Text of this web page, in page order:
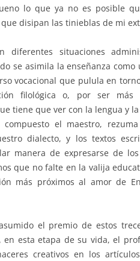
lo que ya no es posible
disipan las tinieblas de mi
diferentes situaciones
se asimila la enseñanza como
vocacional que pulula en
filológica o, por ser más
tiene que ver con la lengua y
el maestro,
dialecto, y los textos
manera de expresarse de
que no falte en la valija
más próximos al amor de
el premio de estos
en esta etapa de su vida, el
creativos en los